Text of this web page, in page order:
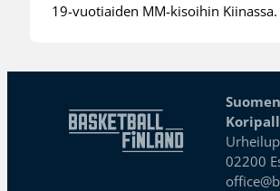
19-vuotiaiden MM-kisoihin Kiinassa.
Suomen
02200